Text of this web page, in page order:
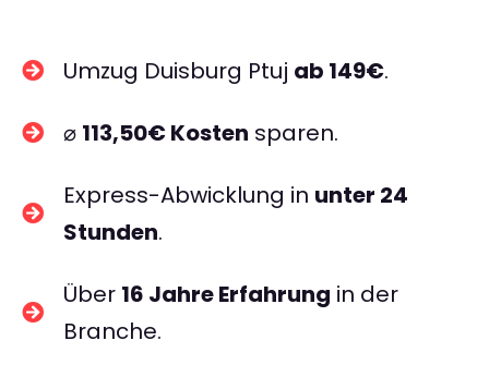
Umzug Duisburg Ptuj ab 149€.
⌀ 113,50€ Kosten sparen.
Express-Abwicklung in unter 24
Stunden.
Über 16 Jahre Erfahrung in der
Branche.